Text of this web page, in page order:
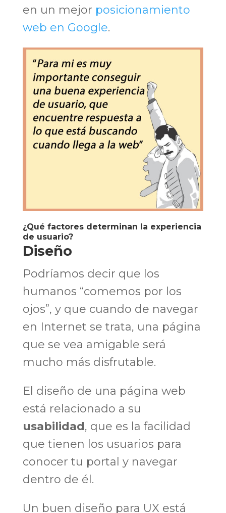
en un mejor posicionamiento
web en Google.
¿Qué factores determinan la experiencia
de usuario?
Diseño
Podríamos decir que los
humanos “comemos por los
ojos”, y que cuando de navegar
en Internet se trata, una página
que se vea amigable será
mucho más disfrutable.
El diseño de una página web
está relacionado a su
usabilidad, que es la facilidad
que tienen los usuarios para
conocer tu portal y navegar
dentro de él.
Un buen diseño para UX está